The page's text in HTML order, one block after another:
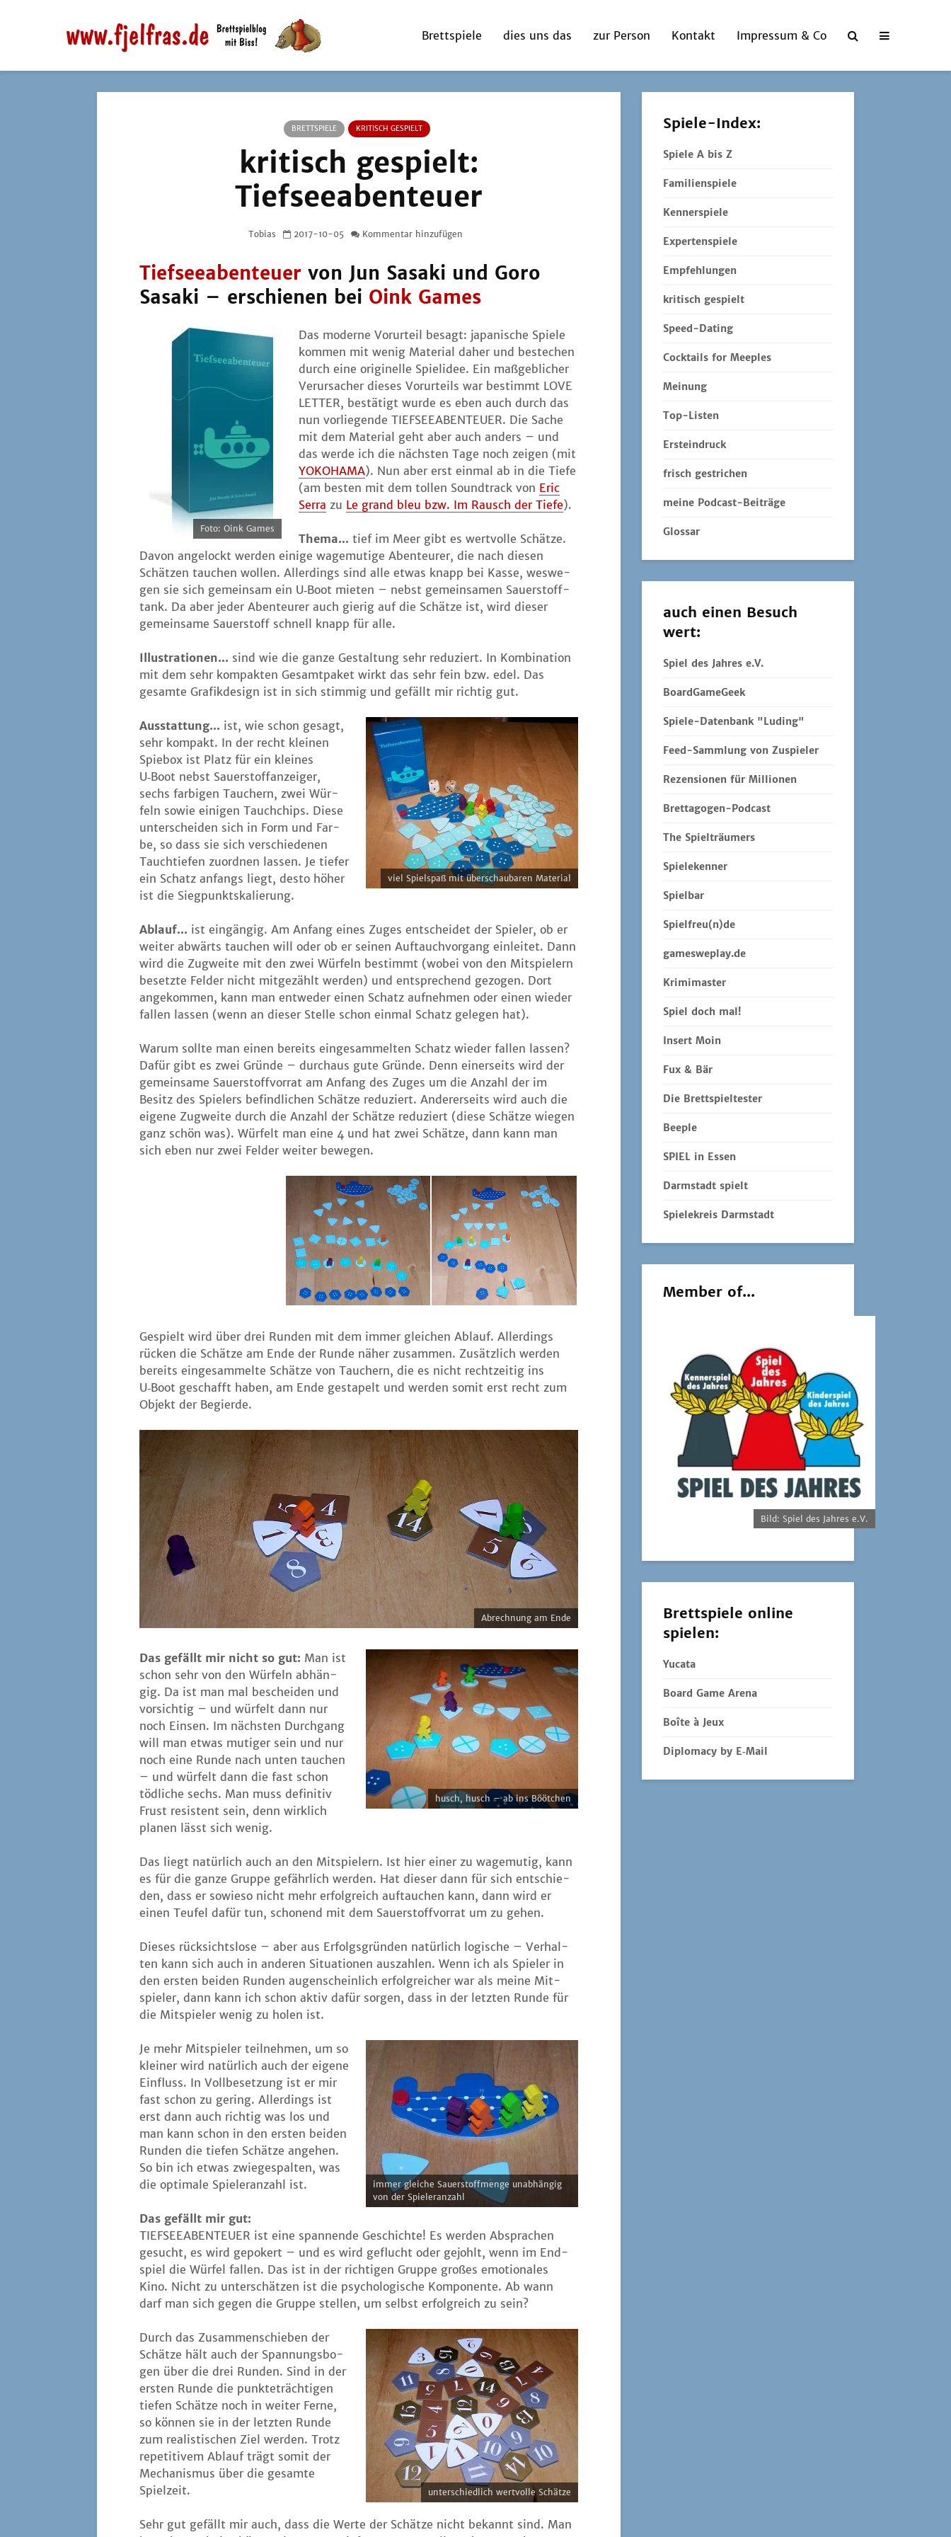
Brettspiele dies uns das zur Person Kontakt Impressum & Co
BRETTSPIELE KRITISCH GESPIELT
kritisch gespielt:
Tiefseeabenteuer
Tobias 2017-10-05 Kommentar hinzufügen
Tiefseeabenteuer von Jun Sasaki und Goro
Sasaki – erschienen bei Oink Games
Foto: Oink Games
Das moder­ne Vor­ur­teil besagt: japa­ni­sche Spie­le
kom­men mit wenig Mate­ri­al daher und bestechen
durch eine ori­gi­nel­le Spiel­idee. Ein maß­geb­li­cher
Ver­ur­sa­cher die­ses Vor­ur­teils war bestimmt LOVE
LETTER, bestä­tigt wur­de es eben auch durch das
nun vor­lie­gen­de TIEFSEEABENTEUER. Die Sache
mit dem Mate­ri­al geht aber auch anders – und
das wer­de ich die nächs­ten Tage noch zei­gen (mit
YOKOHAMA). Nun aber erst ein­mal ab in die Tie­fe
(am bes­ten mit dem tol­len Sound­track von Eric
Ser­ra zu Le grand bleu bzw. Im Rausch der Tie­fe).
The­ma... tief im Meer gibt es wert­vol­le Schät­ze.
Davon ange­lockt wer­den eini­ge wage­mu­ti­ge Aben­teu­rer, die nach die­sen
Schät­zen tau­chen wol­len. Aller­dings sind alle etwas knapp bei Kas­se, wes­we­
gen sie sich gemein­sam ein U‑Boot mie­ten – nebst gemein­sa­men Sau­er­stoff­
tank. Da aber jeder Aben­teu­rer auch gie­rig auf die Schät­ze ist, wird die­ser
gemein­sa­me Sau­er­stoff schnell knapp für alle.
Illus­tra­tio­nen... sind wie die gan­ze Gestal­tung sehr redu­ziert. In Kom­bi­na­ti­on
mit dem sehr kom­pak­ten Gesamt­pa­ket wirkt das sehr fein bzw. edel. Das
gesam­te Gra­fik­de­sign ist in sich stim­mig und gefällt mir rich­tig gut.
viel Spiel­spaß mit über­schau­ba­ren Material
Aus­stat­tung... ist, wie schon gesagt,
sehr kom­pakt. In der recht klei­nen
Spie­box ist Platz für ein klei­nes
U‑Boot nebst Sau­er­stoff­an­zei­ger,
sechs far­bi­gen Tau­chern, zwei Wür­
feln sowie eini­gen Tauch­chips. Die­se
unter­schei­den sich in Form und Far­
be, so dass sie sich ver­schie­de­nen
Tauch­tie­fen zuord­nen las­sen. Je tie­fer
ein Schatz anfangs liegt, des­to höher
ist die Siegpunktskalierung.
Ablauf... ist ein­gän­gig. Am Anfang eines Zuges ent­schei­det der Spie­ler, ob er
wei­ter abwärts tau­chen will oder ob er sei­nen Auf­tauch­vor­gang ein­lei­tet. Dann
wird die Zug­wei­te mit den zwei Wür­feln bestimmt (wobei von den Mit­spie­lern
besetz­te Fel­der nicht mit­ge­zählt wer­den) und ent­spre­chend gezo­gen. Dort
ange­kom­men, kann man ent­we­der einen Schatz auf­neh­men oder einen wie­der
fal­len las­sen (wenn an die­ser Stel­le schon ein­mal Schatz gele­gen hat).
War­um soll­te man einen bereits ein­ge­sam­mel­ten Schatz wie­der fal­len las­sen?
Dafür gibt es zwei Grün­de – durch­aus gute Grün­de. Denn einer­seits wird der
gemein­sa­me Sau­er­stoff­vor­rat am Anfang des Zuges um die Anzahl der im
Besitz des Spie­lers befind­li­chen Schät­ze redu­ziert. Ande­rer­seits wird auch die
eige­ne Zug­wei­te durch die Anzahl der Schät­ze redu­ziert (die­se Schät­ze wie­gen
ganz schön was). Wür­felt man eine 4 und hat zwei Schät­ze, dann kann man
sich eben nur zwei Fel­der wei­ter bewegen.
Gespielt wird über drei Run­den mit dem immer glei­chen Ablauf. Aller­dings
rücken die Schät­ze am Ende der Run­de näher zusam­men. Zusätz­lich wer­den
bereits ein­ge­sam­mel­te Schät­ze von Tau­chern, die es nicht recht­zei­tig ins
U‑Boot geschafft haben, am Ende gesta­pelt und wer­den somit erst recht zum
Objekt der Begierde.
Abrech­nung am Ende
husch, husch – ab ins Böötchen
Das gefällt mir nicht so gut: Man ist
schon sehr von den Wür­feln abhän­
gig. Da ist man mal beschei­den und
vor­sich­tig – und wür­felt dann nur
noch Ein­sen. Im nächs­ten Durch­gang
will man etwas muti­ger sein und nur
noch eine Run­de nach unten tau­chen
– und wür­felt dann die fast schon
töd­li­che sechs. Man muss defi­ni­tiv
Frust resis­tent sein, denn wirk­lich
pla­nen lässt sich wenig.
Das liegt natür­lich auch an den Mit­spie­lern. Ist hier einer zu wage­mu­tig, kann
es für die gan­ze Grup­pe gefähr­lich wer­den. Hat die­ser dann für sich ent­schie­
den, dass er sowie­so nicht mehr erfolg­reich auf­tau­chen kann, dann wird er
einen Teu­fel dafür tun, scho­nend mit dem Sau­er­stoff­vor­rat um zu gehen.
Die­ses rück­sichts­lo­se – aber aus Erfolgs­grün­den natür­lich logi­sche – Ver­hal­
ten kann sich auch in ande­ren Situa­tio­nen aus­zah­len. Wenn ich als Spie­ler in
den ers­ten bei­den Run­den augen­schein­lich erfolg­rei­cher war als mei­ne Mit­
spie­ler, dann kann ich schon aktiv dafür sor­gen, dass in der letz­ten Run­de für
die Mit­spie­ler wenig zu holen ist.
immer glei­che Sau­er­stoff­men­ge unab­hän­gig
von der Spieleranzahl
Je mehr Mit­spie­ler teil­neh­men, um so
klei­ner wird natür­lich auch der eige­ne
Ein­fluss. In Voll­be­set­zung ist er mir
fast schon zu gering. Aller­dings ist
erst dann auch rich­tig was los und
man kann schon in den ers­ten bei­den
Run­den die tie­fen Schät­ze ange­hen.
So bin ich etwas zwie­ge­spal­ten, was
die opti­ma­le Spie­ler­an­zahl ist.
Das gefällt mir gut:
TIEFSEEABENTEUER ist eine span­nen­de Geschich­te! Es wer­den Abspra­chen
gesucht, es wird gepo­kert – und es wird geflucht oder gejohlt, wenn im End­
spiel die Wür­fel fal­len. Das ist in der rich­ti­gen Grup­pe gro­ßes emo­tio­na­les
Kino. Nicht zu unter­schät­zen ist die psy­cho­lo­gi­sche Kom­po­nen­te. Ab wann
darf man sich gegen die Grup­pe stel­len, um selbst erfolg­reich zu sein?
unter­schied­lich wert­vol­le Schätze
Durch das Zusam­men­schie­ben der
Schät­ze hält auch der Span­nungs­bo­
gen über die drei Run­den. Sind in der
ers­ten Run­de die punk­te­träch­ti­gen
tie­fen Schät­ze noch in wei­ter Fer­ne,
so kön­nen sie in der letz­ten Run­de
zum rea­lis­ti­schen Ziel wer­den. Trotz
repe­ti­ti­vem Ablauf trägt somit der
Mecha­nis­mus über die gesam­te
Spielzeit.
Sehr gut gefällt mir auch, dass die Wer­te der Schät­ze nicht bekannt sind. Man
Spiele-Index:
Spiele A bis Z
Familienspiele
Kennerspiele
Expertenspiele
Empfehlungen
kritisch gespielt
Speed-Dating
Cocktails for Meeples
Meinung
Top-Listen
Ersteindruck
frisch gestrichen
meine Podcast-Beiträge
Glossar
auch einen Besuch
wert:
Spiel des Jahres e.V.
BoardGameGeek
Spiele-Datenbank "Luding"
Feed-Sammlung von Zuspieler
Rezensionen für Millionen
Brettagogen-Podcast
The Spielträumers
Spielekenner
Spielbar
Spielfreu(n)de
gamesweplay.de
Krimimaster
Spiel doch mal!
Insert Moin
Fux & Bär
Die Brettspieltester
Beeple
SPIEL in Essen
Darmstadt spielt
Spielekreis Darmstadt
Member of...
Bild: Spiel des Jahres e.V.
Brettspiele online
spielen:
Yucata
Board Game Arena
Boîte à Jeux
Diplomacy by E‑Mail